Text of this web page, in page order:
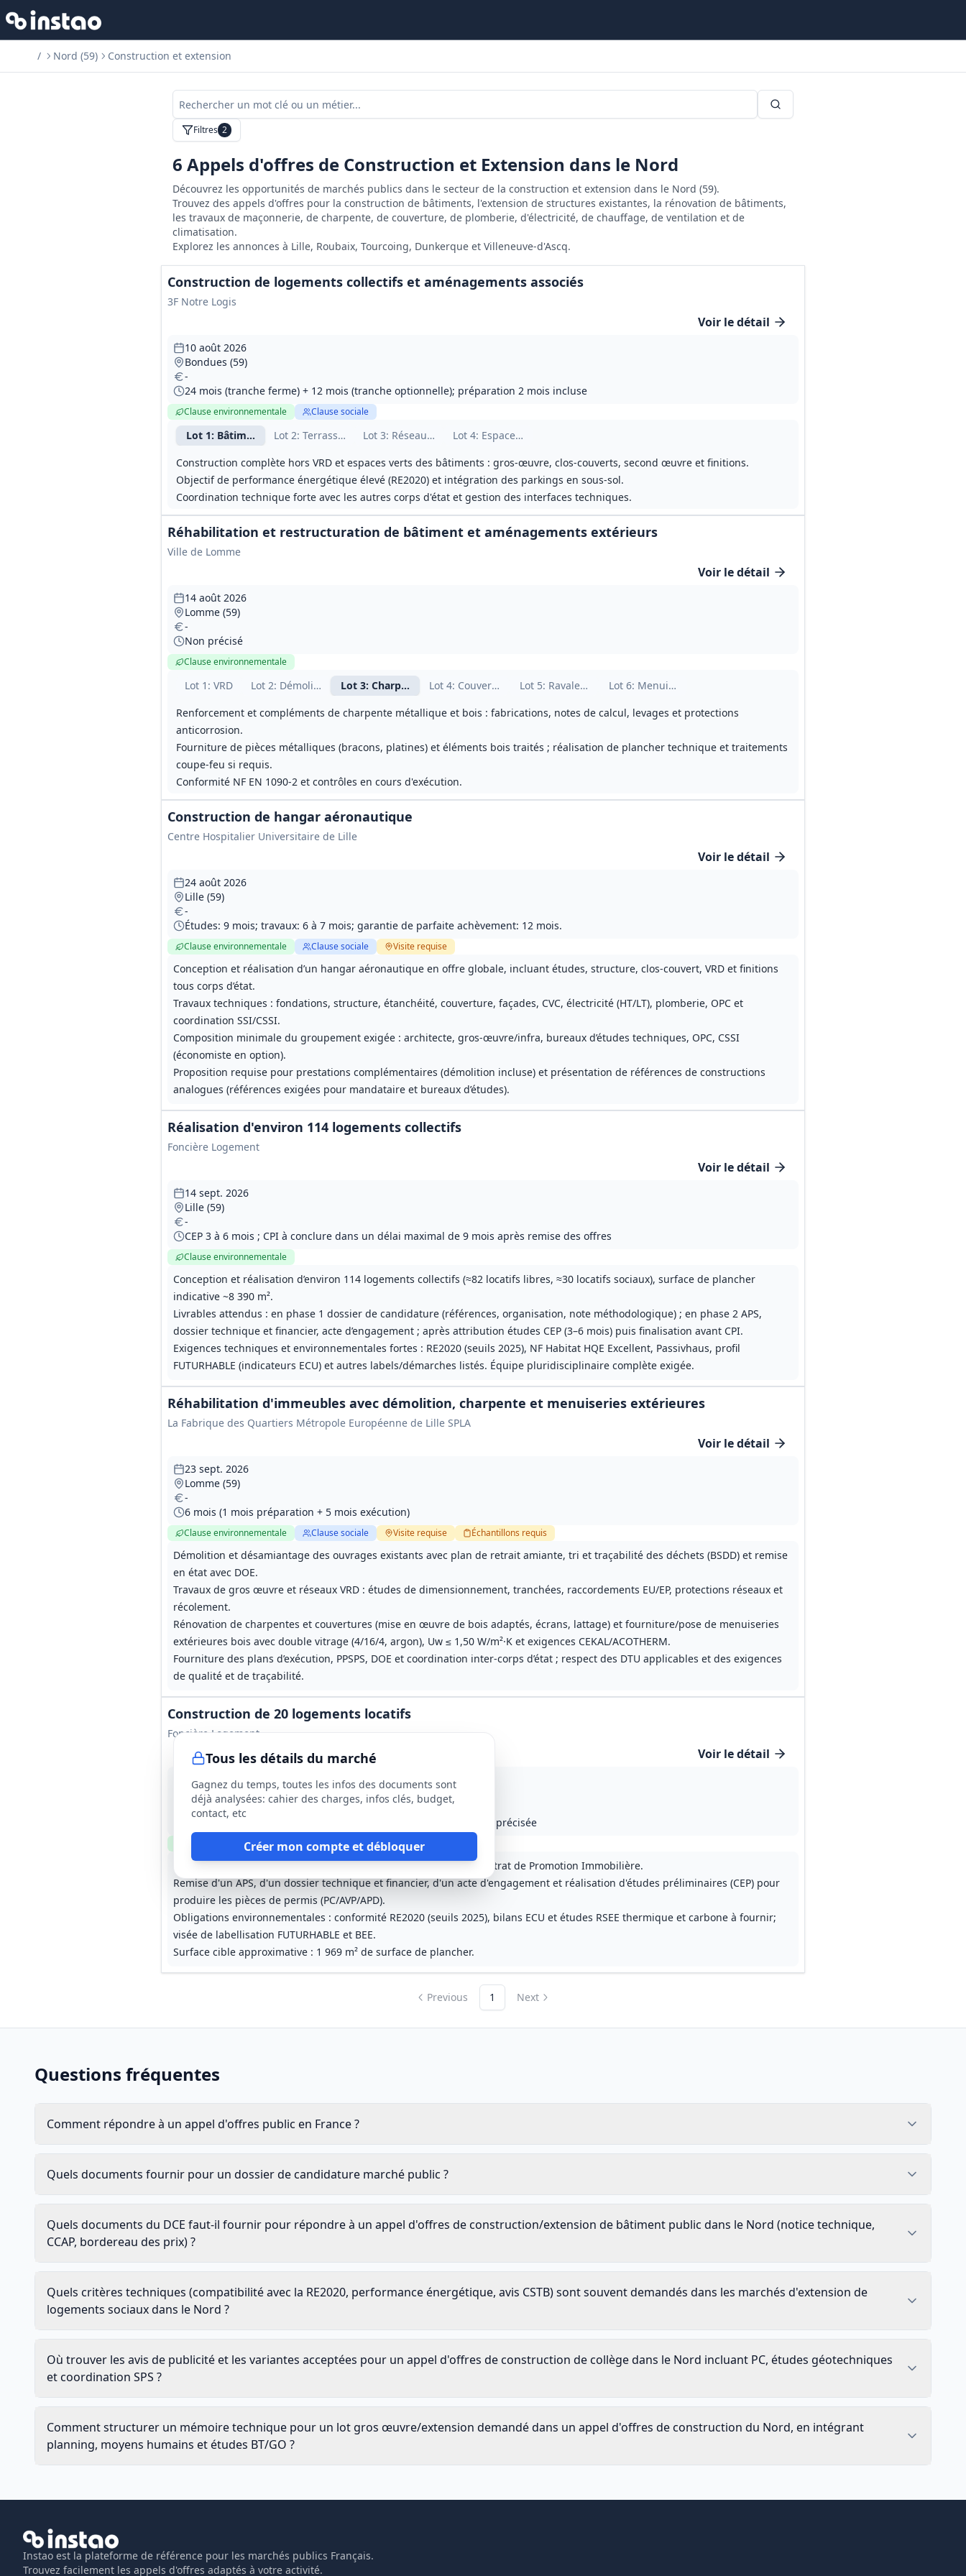
/ Nord (59) Construction et extension
Filtres 2
6 Appels d'offres de Construction et Extension dans le Nord
Découvrez les opportunités de marchés publics dans le secteur de la construction et extension dans le Nord (59).
Trouvez des appels d'offres pour la construction de bâtiments, l'extension de structures existantes, la rénovation de bâtiments,
les travaux de maçonnerie, de charpente, de couverture, de plomberie, d'électricité, de chauffage, de ventilation et de
climatisation.
Explorez les annonces à Lille, Roubaix, Tourcoing, Dunkerque et Villeneuve-d'Ascq.
Construction de logements collectifs et aménagements associés
3F Notre Logis
Voir le détail
Lot 1: Bâtiment / TCE (hors VRD / EV)
Lot 2: Terrassement - Voirie - Assainissement
Lot 3: Réseaux divers - Éclairage
Lot 4: Espaces verts
Construction complète hors VRD et espaces verts des bâtiments : gros‑œuvre, clos‑couverts, second œuvre et finitions.
Objectif de performance énergétique élevé (RE2020) et intégration des parkings en sous‑sol.
Coordination technique forte avec les autres corps d'état et gestion des interfaces techniques.
10 août 2026
Bondues (59)
-
24 mois (tranche ferme) + 12 mois (tranche optionnelle); préparation 2 mois incluse
Clause environnementale Clause sociale
Réhabilitation et restructuration de bâtiment et aménagements extérieurs
Ville de Lomme
Voir le détail
Lot 1 : VRD Lot 2: Démolition et gros-œuvre
Lot 3: Charpentes métallique et bois
Lot 4: Couverture et étanchéité
Lot 5: Ravalement, ITE et bardage
Lot 6: Menuiseries extérieures
Renforcement et compléments de charpente métallique et bois : fabrications, notes de calcul, levages et protections
anticorrosion.
Fourniture de pièces métalliques (bracons, platines) et éléments bois traités ; réalisation de plancher technique et traitements
coupe‑feu si requis.
Conformité NF EN 1090‑2 et contrôles en cours d'exécution.
14 août 2026
Lomme (59)
-
Non précisé
Clause environnementale
Construction de hangar aéronautique
Centre Hospitalier Universitaire de Lille
Voir le détail
Conception et réalisation d’un hangar aéronautique en offre globale, incluant études, structure, clos‑couvert, VRD et finitions
tous corps d’état.
Travaux techniques : fondations, structure, étanchéité, couverture, façades, CVC, électricité (HT/LT), plomberie, OPC et
coordination SSI/CSSI.
Composition minimale du groupement exigée : architecte, gros‑œuvre/infra, bureaux d’études techniques, OPC, CSSI
(économiste en option).
Proposition requise pour prestations complémentaires (démolition incluse) et présentation de références de constructions
analogues (références exigées pour mandataire et bureaux d’études).
24 août 2026
Lille (59)
-
Études: 9 mois; travaux: 6 à 7 mois; garantie de parfaite achèvement: 12 mois.
Clause environnementale Clause sociale Visite requise
Réalisation d'environ 114 logements collectifs
Foncière Logement
Voir le détail
Conception et réalisation d’environ 114 logements collectifs (≈82 locatifs libres, ≈30 locatifs sociaux), surface de plancher
indicative ~8 390 m².
Livrables attendus : en phase 1 dossier de candidature (références, organisation, note méthodologique) ; en phase 2 APS,
dossier technique et financier, acte d’engagement ; après attribution études CEP (3–6 mois) puis finalisation avant CPI.
Exigences techniques et environnementales fortes : RE2020 (seuils 2025), NF Habitat HQE Excellent, Passivhaus, profil
FUTURHABLE (indicateurs ECU) et autres labels/démarches listés. Équipe pluridisciplinaire complète exigée.
14 sept. 2026
Lille (59)
-
CEP 3 à 6 mois ; CPI à conclure dans un délai maximal de 9 mois après remise des offres
Clause environnementale
Réhabilitation d'immeubles avec démolition, charpente et menuiseries extérieures
La Fabrique des Quartiers Métropole Européenne de Lille SPLA
Voir le détail
Démolition et désamiantage des ouvrages existants avec plan de retrait amiante, tri et traçabilité des déchets (BSDD) et remise
en état avec DOE.
Travaux de gros œuvre et réseaux VRD : études de dimensionnement, tranchées, raccordements EU/EP, protections réseaux et
récolement.
Rénovation de charpentes et couvertures (mise en œuvre de bois adaptés, écrans, lattage) et fourniture/pose de menuiseries
extérieures bois avec double vitrage (4/16/4, argon), Uw ≤ 1,50 W/m²·K et exigences CEKAL/ACOTHERM.
Fourniture des plans d’exécution, PPSPS, DOE et coordination inter-corps d’état ; respect des DTU applicables et des exigences
de qualité et de traçabilité.
23 sept. 2026
Lomme (59)
-
6 mois (1 mois préparation + 5 mois exécution)
Clause environnementale Clause sociale Visite requise Échantillons requis
Tous les détails du marché
Gagnez du temps, toutes les infos des documents sont
déjà analysées: cahier des charges, infos clés, budget,
contact, etc
Créer mon compte et débloquer
Construction de 20 logements locatifs
Foncière Logement
Voir le détail
Conception et réalisation d'environ 20 logements locatifs sous Contrat de Promotion Immobilière.
Remise d'un APS, d'un dossier technique et financier, d'un acte d'engagement et réalisation d'études préliminaires (CEP) pour
produire les pièces de permis (PC/AVP/APD).
Obligations environnementales : conformité RE2020 (seuils 2025), bilans ECU et études RSEE thermique et carbone à fournir;
visée de labellisation FUTURHABLE et BEE.
Surface cible approximative : 1 969 m² de surface de plancher.
25 sept. 2026
Nord (59)
5 513 200 €
Études préliminaires (CEP) 3 à 6 mois; durée globale du CPI non précisée
Clause environnementale
Previous 1 Next
Questions fréquentes
Comment répondre à un appel d'offres public en France ?
Quels documents fournir pour un dossier de candidature marché public ?
Quels documents du DCE faut-il fournir pour répondre à un appel d'offres de construction/extension de bâtiment public dans le Nord (notice technique,
CCAP, bordereau des prix) ?
Quels critères techniques (compatibilité avec la RE2020, performance énergétique, avis CSTB) sont souvent demandés dans les marchés d'extension de
logements sociaux dans le Nord ?
Où trouver les avis de publicité et les variantes acceptées pour un appel d'offres de construction de collège dans le Nord incluant PC, études géotechniques
et coordination SPS ?
Comment structurer un mémoire technique pour un lot gros œuvre/extension demandé dans un appel d'offres de construction du Nord, en intégrant
planning, moyens humains et études BT/GO ?
Instao est la plateforme de référence pour les marchés publics Français.
Trouvez facilement les appels d'offres adaptés à votre activité.